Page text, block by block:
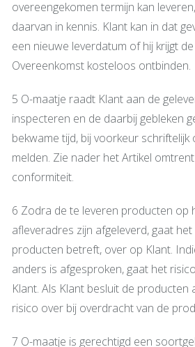
overeengekomen termijn kan
daarvan in kennis. Klant kan in dat
een nieuwe leverdatum of hij krijgt
Overeenkomst kosteloos ontbinden.
5 O-maatje raadt Klant aan de
inspecteren en de daarbij gebleken
bekwame tijd, bij voorkeur schriftelijk
melden. Zie nader het Artikel
conformiteit.
6 Zodra de te leveren producten op
afleveradres zijn afgeleverd, gaat
producten betreft, over op Klant.
anders is afgesproken, gaat het
Klant. Als Klant besluit de producten
risico over bij overdracht van de
7 O-maatje is gerechtigd een